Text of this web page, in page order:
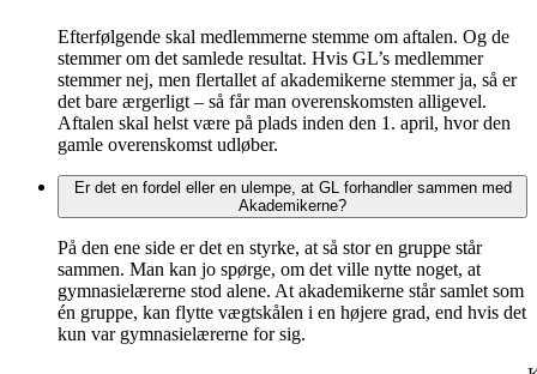
Efterfølgende skal medlemmerne stemme om aftalen. Og de
stemmer om det samlede resultat. Hvis GL’s medlemmer
stemmer nej, men flertallet af akademikerne stemmer ja, så er
det bare ærgerligt – så får man overenskomsten alligevel.
Aftalen skal helst være på plads inden den 1. april, hvor den
gamle overenskomst udløber.
Er det en fordel eller en ulempe, at GL forhandler sammen med
Akademikerne?
På den ene side er det en styrke, at så stor en gruppe står
sammen. Man kan jo spørge, om det ville nytte noget, at
gymnasielærerne stod alene. At akademikerne står samlet som
én gruppe, kan flytte vægtskålen i en højere grad, end hvis det
kun var gymnasielærerne for sig.